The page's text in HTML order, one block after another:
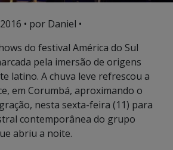
• por Daniel •
do festival América do Sul
pela imersão de origens
latino. A chuva leve refrescou a
em Corumbá, aproximando o
nesta sexta-feira (11) para
contemporânea do grupo
abriu a noite.